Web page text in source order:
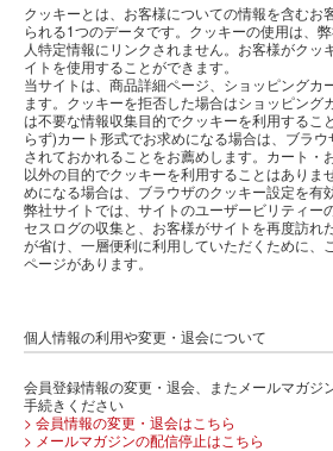
クッキーとは、お客様についての情報を含むお
られる1つのデータです。クッキーの使用は、
人特定情報にリンクされません。お客様がクッ
イトを使用することができます。
当サイトは、商品詳細ページ、ショッピングカ
ます。クッキーを拒否した場合はショッピング
は不要な情報収集目的でクッキーを利用するこ
らず)カート形式でお求めになる場合は、ブラ
されておかれることをお薦めします。カート・
以外の目的でクッキーを利用することはありま
めになる場合は、ブラウザのクッキー設定を有
弊社サイトでは、サイトのユーザービリティー
セスログの収集と、お客様がサイトを再度訪れ
が省け、一層便利に利用していただくために、
ページがあります。
個人情報の利用や変更・退会について
会員登録情報の変更・退会、またメールマガジ
手続きください
> 会員情報の変更・退会はこちら
> メールマガジンの配信停止はこちら